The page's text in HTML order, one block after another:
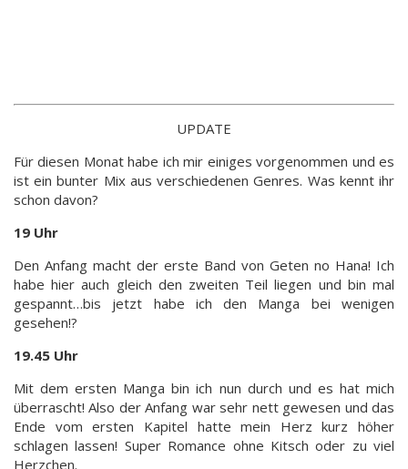
UPDATE
Für diesen Monat habe ich mir einiges vorgenommen und es
ist ein bunter Mix aus verschiedenen Genres. Was kennt ihr
schon davon?
19 Uhr
Den Anfang macht der erste Band von Geten no Hana! Ich
habe hier auch gleich den zweiten Teil liegen und bin mal
gespannt…bis jetzt habe ich den Manga bei wenigen
gesehen!?
19.45 Uhr
Mit dem ersten Manga bin ich nun durch und es hat mich
überrascht! Also der Anfang war sehr nett gewesen und das
Ende vom ersten Kapitel hatte mein Herz kurz höher
schlagen lassen! Super Romance ohne Kitsch oder zu viel
Herzchen.